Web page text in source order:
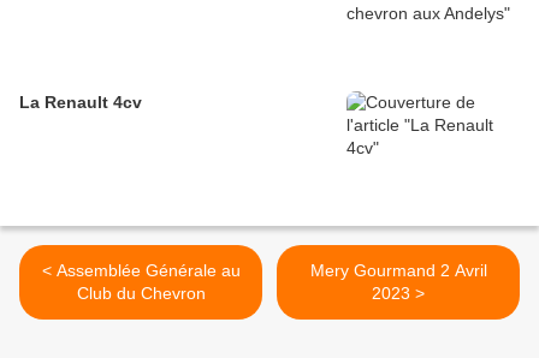
La Renault 4cv
< Assemblée Générale au
Club du Chevron
Mery Gourmand 2 Avril
2023 >